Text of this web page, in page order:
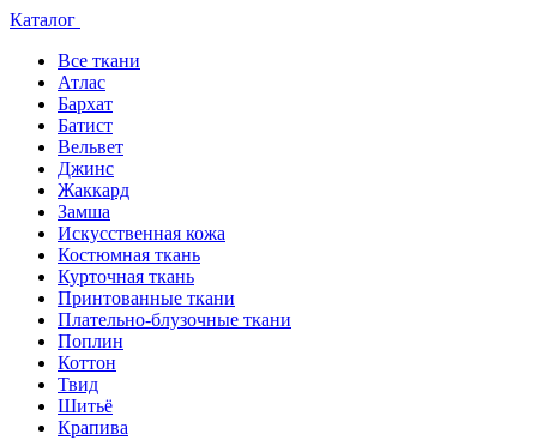
Каталог
Все ткани
Атлас
Бархат
Батист
Вельвет
Джинс
Жаккард
Замша
Искусственная кожа
Костюмная ткань
Курточная ткань
Принтованные ткани
Плательно-блузочные ткани
Поплин
Коттон
Твид
Шитьё
Крапива